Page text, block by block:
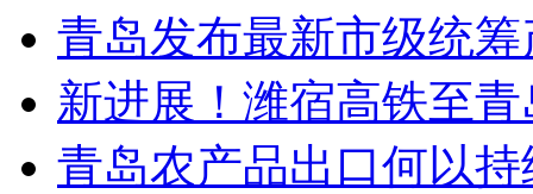
青岛发布最新市级统
新进展！潍宿高铁至
青岛农产品出口何以持